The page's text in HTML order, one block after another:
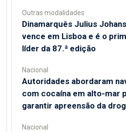
Outras modalidades
Dinamarquês Julius
vence em Lisboa e é o
líder da 87.ª edição
Nacional
Autoridades abordaram
com cocaína em alto-mar
garantir apreensão da
Nacional